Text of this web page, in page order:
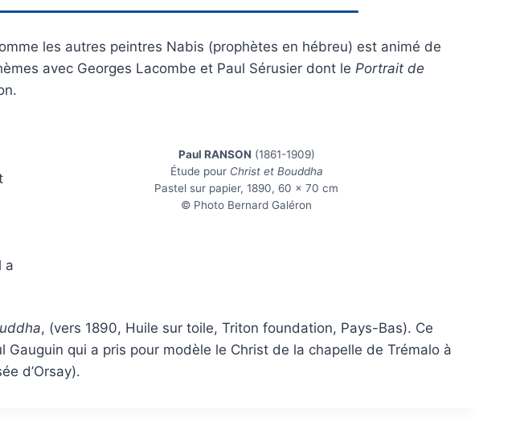
les autres peintres Nabis (prophètes en hébreu) est animé de
avec Georges Lacombe et Paul Sérusier dont le Portrait de
a
Paul RANSON (1861-1909)
Étude pour Christ et Bouddha
Pastel sur papier, 1890, 60 x 70 cm
© Photo Bernard Galéron
, (vers 1890, Huile sur toile, Triton foundation, Pays-Bas). Ce
qui a pris pour modèle le Christ de la chapelle de Trémalo à
d’Orsay).